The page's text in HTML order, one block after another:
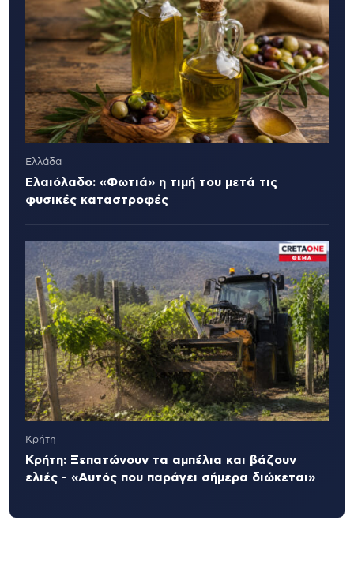
Ελλάδα
Ελαιόλαδο: «Φωτιά» η τιμή του μετά τις
φυσικές καταστροφές
Κρήτη
Κρήτη: Ξεπατώνουν τα αμπέλια και βάζουν
ελιές - «Αυτός που παράγει σήμερα διώκεται»